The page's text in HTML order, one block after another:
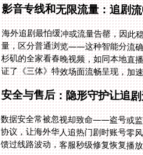
影音专线和无限流量：追剧
海外追剧最怕缓冲或流量告罄，因此
证了《三体》特效场面流畅呈现，加
安全与售后：隐形守护让追
数据安全常被忽视却致命——盗号或
馈过线路波动，客服秒级修复恢复播